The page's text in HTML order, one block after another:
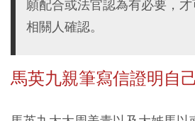
願配合或法官認為有必要，
相關人確認。
馬英九親筆寫信證明自